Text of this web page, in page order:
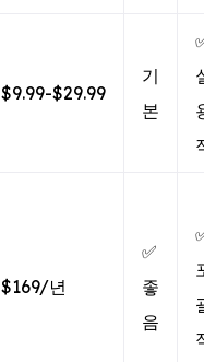
$9.99-$29.99
기
본
$169/년
✅
좋
음